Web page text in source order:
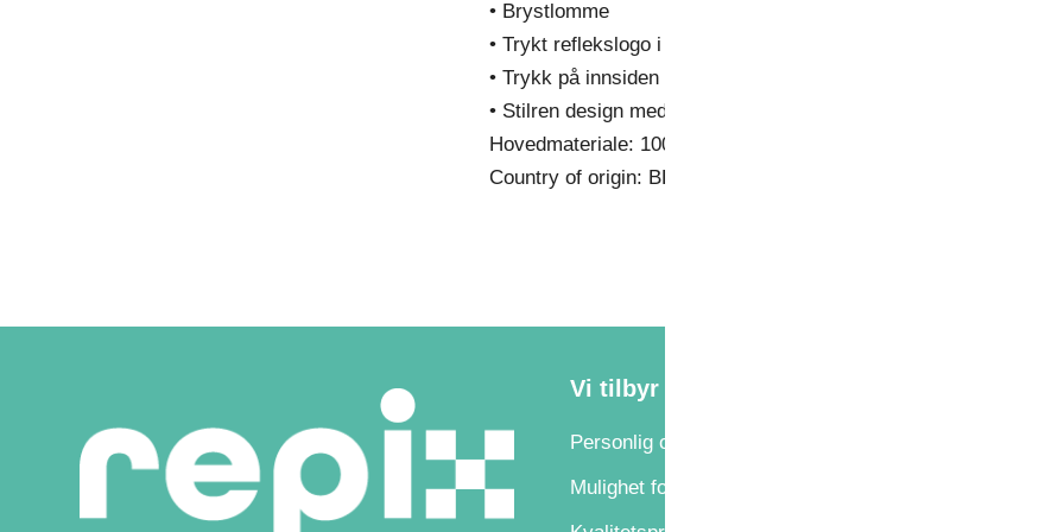
• Brystlomme
• Trykt reflekslogo i nakken
• Trykk på innsiden av nakken
• Stilren design med god plass til firmaprofilering
Hovedmateriale: 100 % polyester (45 % 37.5®-polyester), 185 g/
Country of origin: BD
Vi tilbyr
Personlig oppfølging
Mulighet for ekspresslevering